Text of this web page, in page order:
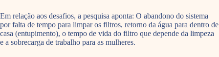
Em relação aos desafios, a pesquisa aponta: O abandono do sistema
por falta de tempo para limpar os filtros, retorno da água para dentro de
casa (entupimento), o tempo de vida do filtro que depende da limpeza
e a sobrecarga de trabalho para as mulheres.